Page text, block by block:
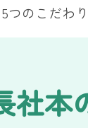
5つのこだわり
社本